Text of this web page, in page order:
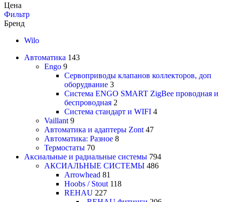
Цена
Фильтр
Бренд
Wilo
Автоматика 143
Engo 9
Сервоприводы клапанов коллекторов, доп
оборудвание 3
Система ENGO SMART ZigBee проводная и
беспроводная 2
Система стандарт и WIFI 4
Vaillant 9
Автоматика и адаптеры Zont 47
Автоматика: Разное 8
Термостаты 70
Аксиальные и радиальные системы 794
АКСИАЛЬНЫЕ СИСТЕМЫ 486
Arrowhead 81
Hoobs / Stout 118
REHAU 227